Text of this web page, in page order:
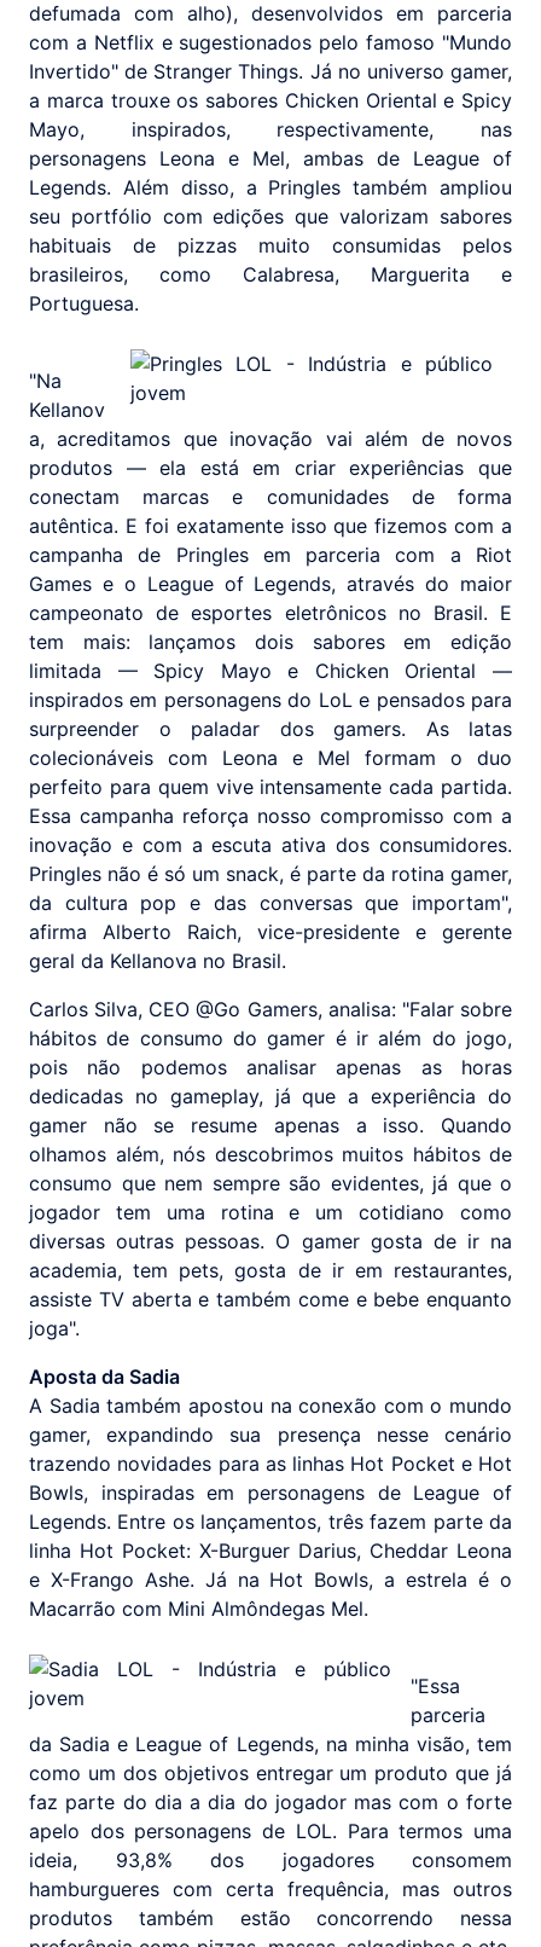
defumada com alho), desenvolvidos em parceria
com a Netflix e sugestionados pelo famoso "Mundo
Invertido" de Stranger Things. Já no universo gamer,
a marca trouxe os sabores Chicken Oriental e Spicy
Mayo, inspirados, respectivamente, nas
personagens Leona e Mel, ambas de League of
Legends. Além disso, a Pringles também ampliou
seu portfólio com edições que valorizam sabores
habituais de pizzas muito consumidas pelos
brasileiros, como Calabresa, Marguerita e
Portuguesa.
"Na
Kellanov
a, acreditamos que inovação vai além de novos
produtos — ela está em criar experiências que
conectam marcas e comunidades de forma
autêntica. E foi exatamente isso que fizemos com a
campanha de Pringles em parceria com a Riot
Games e o League of Legends, através do maior
campeonato de esportes eletrônicos no Brasil. E
tem mais: lançamos dois sabores em edição
limitada — Spicy Mayo e Chicken Oriental —
inspirados em personagens do LoL e pensados para
surpreender o paladar dos gamers. As latas
colecionáveis com Leona e Mel formam o duo
perfeito para quem vive intensamente cada partida.
Essa campanha reforça nosso compromisso com a
inovação e com a escuta ativa dos consumidores.
Pringles não é só um snack, é parte da rotina gamer,
da cultura pop e das conversas que importam",
afirma Alberto Raich, vice-presidente e gerente
geral da Kellanova no Brasil.
Carlos Silva, CEO @‌Go Gamers, analisa: "Falar sobre
hábitos de consumo do gamer é ir além do jogo,
pois não podemos analisar apenas as horas
dedicadas no gameplay, já que a experiência do
gamer não se resume apenas a isso. Quando
olhamos além, nós descobrimos muitos hábitos de
consumo que nem sempre são evidentes, já que o
jogador tem uma rotina e um cotidiano como
diversas outras pessoas. O gamer gosta de ir na
academia, tem pets, gosta de ir em restaurantes,
assiste TV aberta e também come e bebe enquanto
joga".
Aposta da Sadia
A Sadia também apostou na conexão com o mundo
gamer, expandindo sua presença nesse cenário
trazendo novidades para as linhas Hot Pocket e Hot
Bowls, inspiradas em personagens de League of
Legends. Entre os lançamentos, três fazem parte da
linha Hot Pocket: X-Burguer Darius, Cheddar Leona
e X-Frango Ashe. Já na Hot Bowls, a estrela é o
Macarrão com Mini Almôndegas Mel.
"Essa
parceria
da Sadia e League of Legends, na minha visão, tem
como um dos objetivos entregar um produto que já
faz parte do dia a dia do jogador mas com o forte
apelo dos personagens de LOL. Para termos uma
ideia, 93,8% dos jogadores consomem
hamburgueres com certa frequência, mas outros
produtos também estão concorrendo nessa